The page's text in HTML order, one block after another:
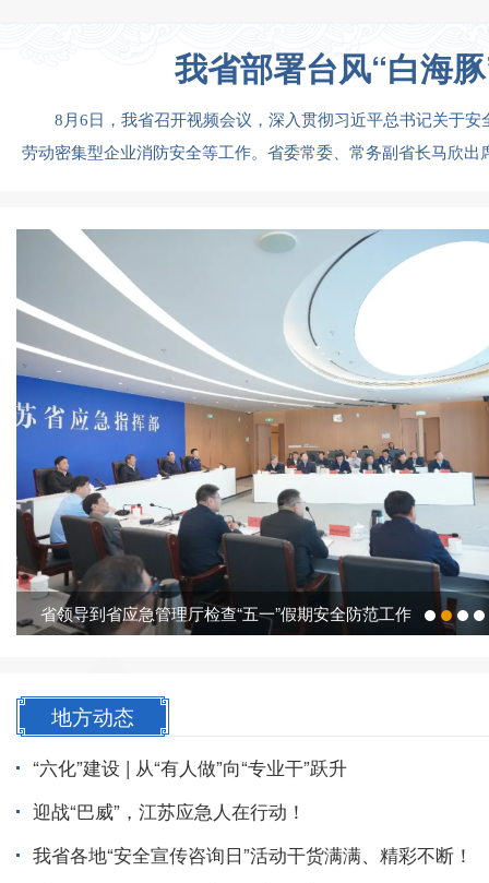
我省部署台风“白海
8月6日，我省召开视频会议，深入贯彻习近平总书记关于
劳动密集型企业消防安全等工作。省委常委、常务副省长马欣出
省领导到省应急管理厅检查“五一”假期安全防范工作
地方动态
“六化”建设 | 从“有人做”向“专业干”跃升
迎战“巴威”，江苏应急人在行动！
我省各地“安全宣传咨询日”活动干货满满、精彩不断！